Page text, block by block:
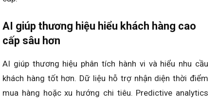
AI giúp thương hiệu hiểu khách hàng cao
cấp sâu hơn
AI giúp thương hiệu phân tích hành vi và hiểu nhu cầu
khách hàng tốt hơn. Dữ liệu hỗ trợ nhận diện thời điểm
mua hàng hoặc xu hướng chi tiêu. Predictive analytics